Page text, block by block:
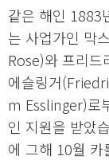
같은 해인 1883
는 사업가인 막
Rose)와 프리드
에슬링거
m Esslinger)로
인 지원을 받았
에 그해 10월